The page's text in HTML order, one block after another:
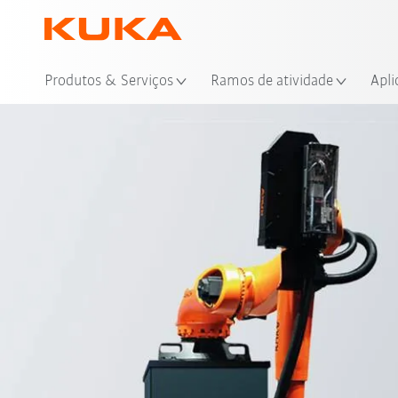
Produtos & Serviços Ramos de atividade